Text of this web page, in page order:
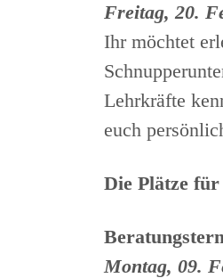
Freitag, 20.
Ihr möchtet
Lehrkräfte
euch
Die Plätze
Montag, 09.